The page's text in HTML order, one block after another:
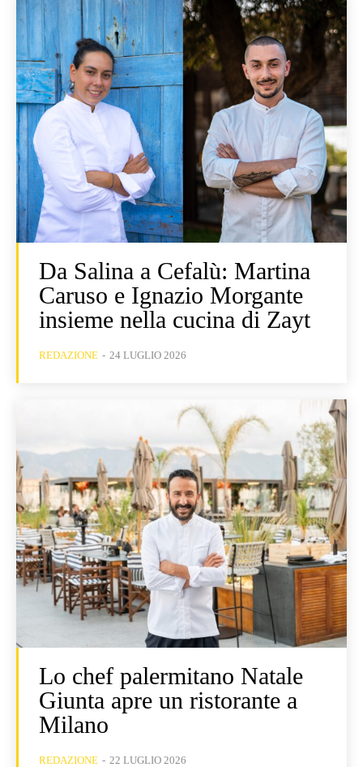
Da Salina a Cefalù: Martina
Caruso e Ignazio Morgante
insieme nella cucina di Zayt
REDAZIONE - 24 LUGLIO 2026
Lo chef palermitano Natale
Giunta apre un ristorante a
Milano
REDAZIONE - 22 LUGLIO 2026